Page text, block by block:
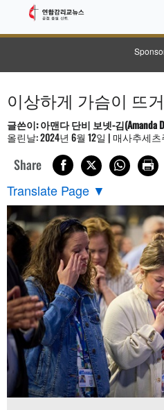
이상하게 가슴이 뜨
글쓴이: 아맨다 단비 보넷-김(Amanda
올린날: 2024년 6월 12일 | 매사추세
Share
Translate Page ▼